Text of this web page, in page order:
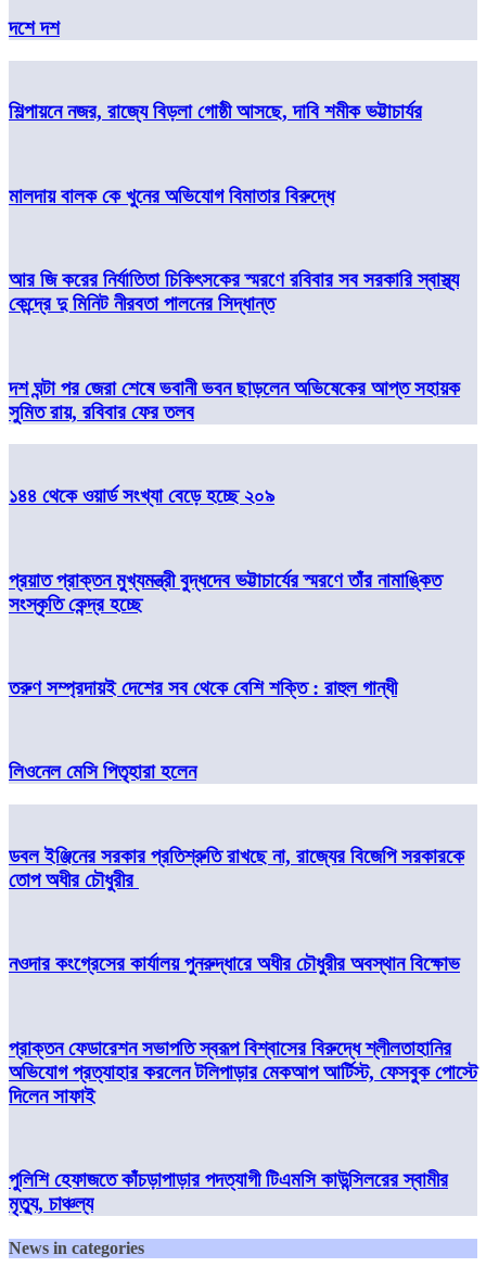
দশে দশ
শিল্পায়নে নজর, রাজ্যে বিড়লা গোষ্ঠী আসছে, দাবি শমীক ভট্টাচার্যর
মালদায় বালক কে খুনের অভিযোগ বিমাতার বিরুদ্ধে
আর জি করের নির্যাতিতা চিকিৎসকের স্মরণে রবিবার সব সরকারি স্বাস্থ্য
কেন্দ্রে দু মিনিট নীরবতা পালনের সিদ্ধান্ত
দশ ঘন্টা পর জেরা শেষে ভবানী ভবন ছাড়লেন অভিষেকের আপ্ত সহায়ক
সুমিত রায়, রবিবার ফের তলব
১৪৪ থেকে ওয়ার্ড সংখ্যা বেড়ে হচ্ছে ২০৯
প্রয়াত প্রাক্তন মুখ্যমন্ত্রী বুদ্ধদেব ভট্টাচার্যের স্মরণে তাঁর নামাঙ্কিত
সংস্কৃতি কেন্দ্র হচ্ছে
তরুণ সম্প্রদায়ই দেশের সব থেকে বেশি শক্তি : রাহুল গান্ধী
লিওনেল মেসি পিতৃহারা হলেন
ডবল ইঞ্জিনের সরকার প্রতিশ্রুতি রাখছে না, রাজ্যের বিজেপি সরকারকে
তোপ অধীর চৌধুরীর
নওদার কংগ্রেসের কার্যালয় পুনরুদ্ধারে অধীর চৌধুরীর অবস্থান বিক্ষোভ
প্রাক্তন ফেডারেশন সভাপতি স্বরূপ বিশ্বাসের বিরুদ্ধে শ্লীলতাহানির
অভিযোগ প্রত্যাহার করলেন টলিপাড়ার মেকআপ আর্টিস্ট, ফেসবুক পোস্টে
দিলেন সাফাই
পুলিশি হেফাজতে কাঁচড়াপাড়ার পদত্যাগী টিএমসি কাউন্সিলরের স্বামীর
মৃত্যু, চাঞ্চল্য
News in categories